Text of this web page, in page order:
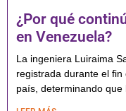
¿Por qué
en Venezuela?
La ingeniera Luiraima
registrada durante el
país, determinando que